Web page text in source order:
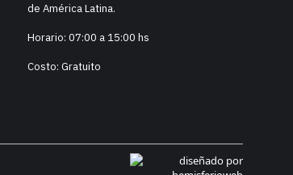
de América Latina.
Horario: 07:00 a 15:00 hs
Costo: Gratuito